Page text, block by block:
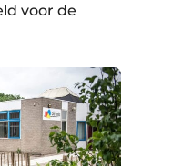
voor de